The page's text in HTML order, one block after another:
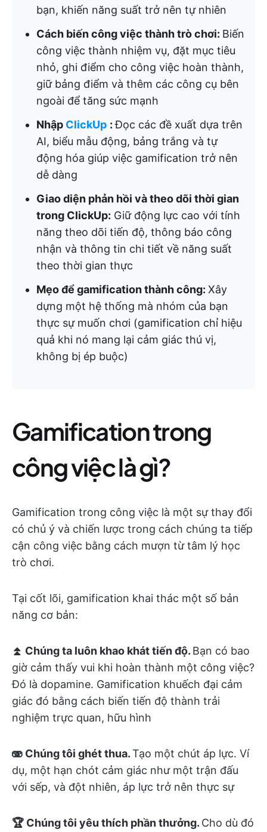
bạn, khiến năng suất trở nên tự nhiên
Cách biến công việc thành trò chơi: Biến
công việc thành nhiệm vụ, đặt mục tiêu
nhỏ, ghi điểm cho công việc hoàn thành,
giữ bảng điểm và thêm các công cụ bên
ngoài để tăng sức mạnh
Nhập ClickUp :Đọc các đề xuất dựa trên
AI, biểu mẫu động, bảng trắng và tự
động hóa giúp việc gamification trở nên
dễ dàng
Giao diện phản hồi và theo dõi thời gian
trong ClickUp: Giữ động lực cao với tính
năng theo dõi tiến độ, thông báo công
nhận và thông tin chi tiết về năng suất
theo thời gian thực
Mẹo để gamification thành công: Xây
dựng một hệ thống mà nhóm của bạn
thực sự muốn chơi (gamification chỉ hiệu
quả khi nó mang lại cảm giác thú vị,
không bị ép buộc)
Gamification trong
công việc là gì?
Gamification trong công việc là một sự thay đổi
có chủ ý và chiến lược trong cách chúng ta tiếp
cận công việc bằng cách mượn từ tâm lý học
trò chơi.
Tại cốt lõi, gamification khai thác một số bản
năng cơ bản:
⏫ Chúng ta luôn khao khát tiến độ. Bạn có bao
giờ cảm thấy vui khi hoàn thành một công việc?
Đó là dopamine. Gamification khuếch đại cảm
giác đó bằng cách biến tiến độ thành trải
nghiệm trực quan, hữu hình
🫨 Chúng tôi ghét thua.Tạo một chút áp lực. Ví
dụ, một hạn chót cảm giác như một trận đấu
với sếp, và đột nhiên, áp lực trở nên thực sự
🏆 Chúng tôi yêu thích phần thưởng. Cho dù đó